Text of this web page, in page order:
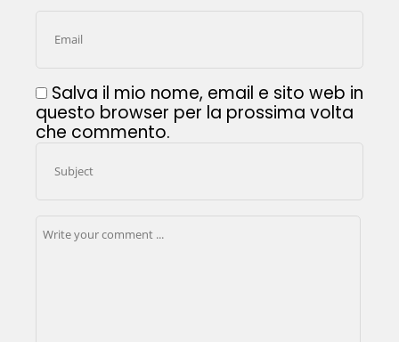
Salva il mio nome, email e sito web in
questo browser per la prossima volta
che commento.